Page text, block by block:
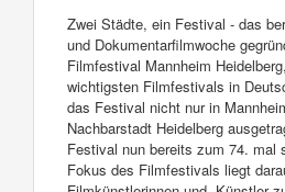
Zwei Städte, ein Festival - das
und Dokumentarfilmwoche
Filmfestival Mannheim
wichtigsten Filmfestivals in
das Festival nicht nur in
Nachbarstadt Heidelberg
Festival nun bereits zum 74. mal
Fokus des Filmfestivals liegt